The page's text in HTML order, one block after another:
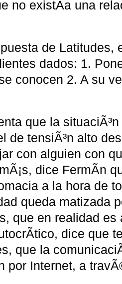
no existÃ­a una
de Latitudes,
dados: 1.
conocen 2. A su
que la
de tensiÃ³n alto
con alguien con
dice FermÃ­n
a la hora de
queda matizada
que en realidad es
dice que
que la
por Internet, a